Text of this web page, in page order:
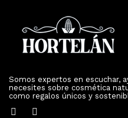
Somos expertos en escuchar,
necesites sobre cosmética
como regalos únicos y